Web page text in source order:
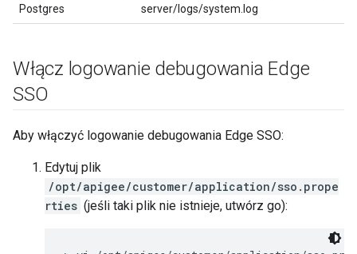
Postgres
server/logs/system.log
Włącz logowanie debugowania Edge
SSO
Aby włączyć logowanie debugowania Edge SSO:
Edytuj plik
/opt/apigee/customer/application/sso.prope
rties (jeśli taki plik nie istnieje, utwórz go):